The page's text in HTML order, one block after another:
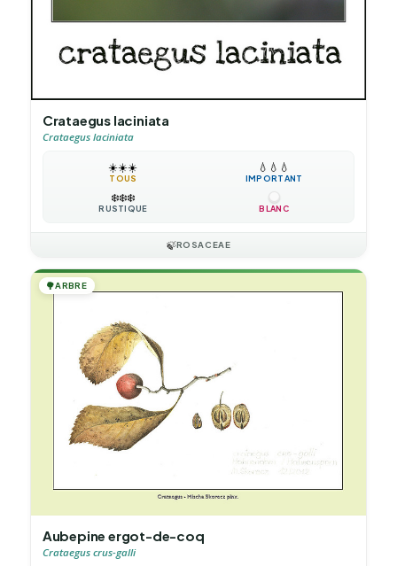
Crataegus laciniata
Crataegus laciniata
☀️☀️☀️
TOUS
💧 💧 💧
IMPORTANT
❄️❄️❄️
RUSTIQUE BLANC
🍃ROSACEAE
🌳ARBRE
Aubepine ergot-de-coq
Crataegus crus-galli